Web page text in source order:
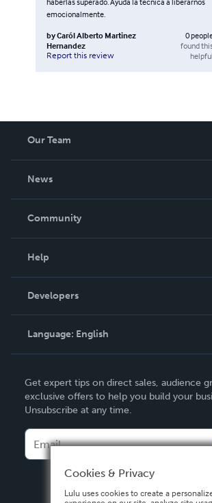
emocionalmente.
byCaról Alberto Martinez
Hernandez
Report this review
0
found
helpful
Our Team
News
In The News
Community
Podcast
Help
Order Lookup
Knowledge Base
Contact Support
Developers
Language: English
Deutsch
Français
Español
Get expert tips on direct sales, audience
exclusive offers to help you build your
Unsubscribe at any time.
Cookies & Privacy
Lulu uses cookies to create a